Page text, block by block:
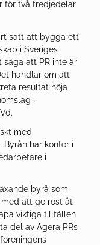
för två tredjedelar
sätt att bygga ett
i Sveriges
att PR inte är
handlar om att
resultat höja
i
med
Byrån har kontor i
i
byrå som
att ge röst åt
viktiga tillfällen
del av Agera PRs